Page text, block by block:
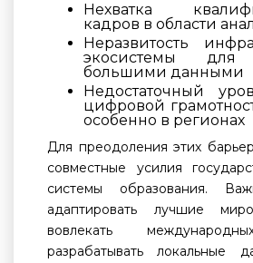
Нехватка
кадров в области
Неразвитость
экосистемы
большими данными
Недостаточный
цифровой
особенно в регионах
Для преодоления этих
совместные усилия
системы образования.
адаптировать лучшие
вовлекать
разрабатывать локальные